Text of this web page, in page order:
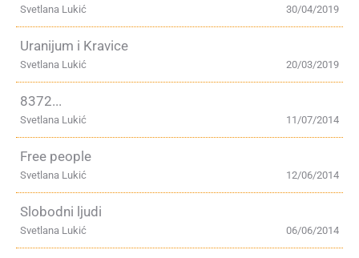
30/04/2019
Svetlana Lukić
Uranijum i Kravice
20/03/2019
Svetlana Lukić
8372...
11/07/2014
Svetlana Lukić
Free people
12/06/2014
Svetlana Lukić
Slobodni ljudi
06/06/2014
Svetlana Lukić